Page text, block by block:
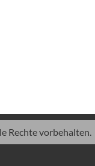
Rechte vorbehalten.